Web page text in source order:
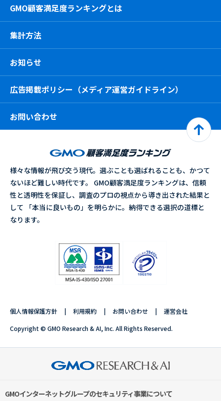
GMO顧客満足度ランキングとは
集計方法
お知らせ
広告掲載ポリシー（メディア運営ガイドライン）
お問い合わせ
様々な情報が飛び交う現代。選ぶことも選ばれることも、かつて
ないほど難しい時代です。 GMO顧客満足度ランキングは、信頼
性と透明性を保証し、調査のプロの視点から導き出された結果と
して 「本当に良いもの」を明らかに。納得できる選択の道標と
なります。
個人情報保護方針 利用規約 お問い合わせ 運営会社
Copyright © GMO Research & AI, Inc. All Rights Reserved.
GMOインターネットグループのセキュリティ事業について